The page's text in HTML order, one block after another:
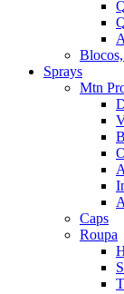
Sprays
Mtn
Caps
Roupa